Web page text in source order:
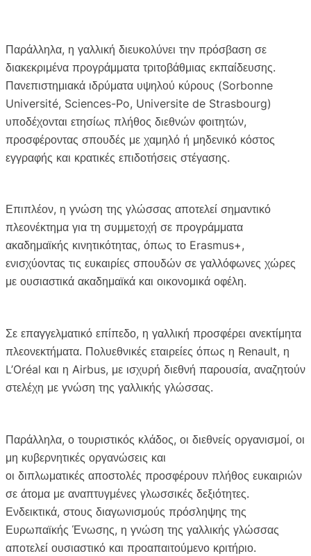
Παράλληλα, η γαλλική διευκολύνει την πρόσβαση σε
διακεκριμένα προγράμματα τριτοβάθμιας εκπαίδευσης.
Πανεπιστημιακά ιδρύματα υψηλού κύρους (Sorbonne
Université, Sciences-Po, Universite de Strasbourg)
υποδέχονται ετησίως πλήθος διεθνών φοιτητών,
προσφέροντας σπουδές με χαμηλό ή μηδενικό κόστος
εγγραφής και κρατικές επιδοτήσεις στέγασης.
Επιπλέον, η γνώση της γλώσσας αποτελεί σημαντικό
πλεονέκτημα για τη συμμετοχή σε προγράμματα
ακαδημαϊκής κινητικότητας, όπως το Erasmus+,
ενισχύοντας τις ευκαιρίες σπουδών σε γαλλόφωνες χώρες
με ουσιαστικά ακαδημαϊκά και οικονομικά οφέλη.
Σε επαγγελματικό επίπεδο, η γαλλική προσφέρει ανεκτίμητα
πλεονεκτήματα. Πολυεθνικές εταιρείες όπως η Renault, η
L’Oréal και η Airbus, με ισχυρή διεθνή παρουσία, αναζητούν
στελέχη με γνώση της γαλλικής γλώσσας.
Παράλληλα, ο τουριστικός κλάδος, οι διεθνείς οργανισμοί, οι
μη κυβερνητικές οργανώσεις και
οι διπλωματικές αποστολές προσφέρουν πλήθος ευκαιριών
σε άτομα με αναπτυγμένες γλωσσικές δεξιότητες.
Ενδεικτικά, στους διαγωνισμούς πρόσληψης της
Ευρωπαϊκής Ένωσης, η γνώση της γαλλικής γλώσσας
αποτελεί ουσιαστικό και προαπαιτούμενο κριτήριο.